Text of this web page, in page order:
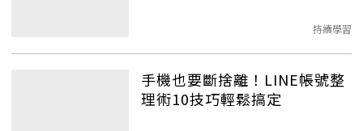
持續學習
手機也要斷捨離！LINE帳號整
理術10技巧輕鬆搞定